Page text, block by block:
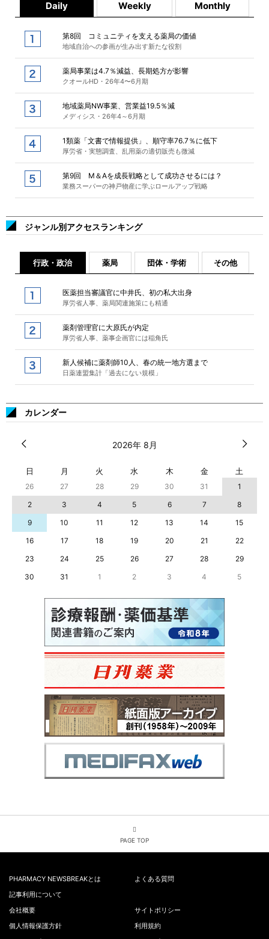
Daily Weekly Monthly
第8回 コミュニティを支える薬局の価値
地域自治への参画が生み出す新たな役割
薬局事業は4.7％減益、長期処方が影響
クオールHD・26年4〜6月期
地域薬局NW事業、営業益19.5％減
メディシス・26年4～6月期
1類薬「文書で情報提供」、順守率76.7％に低下
厚労省・実態調査、乱用薬の適切販売も微減
第9回 M＆Aを成長戦略として成功させるには？
業務スーパーの神戸物産に学ぶロールアップ戦略
ジャンル別アクセスランキング
行政・政治 薬局 団体・学術 その他
医薬担当審議官に中井氏、初の私大出身
厚労省人事、薬局関連施策にも精通
薬剤管理官に大原氏が内定
厚労省人事、薬事企画官には稲角氏
新人候補に薬剤師10人、春の統一地方選まで
日薬連盟集計「過去にない規模」
カレンダー
2026年 8月
日 月 火 水 木 金 土
26 27 28 29 30 31
1
2
3 4 5 6 7
8
9
10 11 12 13 14
15
16
17 18 19 20 21
22
23
24 25 26 27 28
29
30
31 1 2 3 4 5
PAGE TOP
PHARMACY NEWSBREAKとは
よくある質問
記事利用について
会社概要
サイトポリシー
個人情報保護方針
利用規約